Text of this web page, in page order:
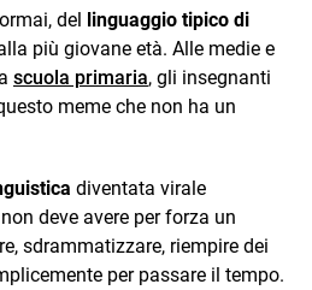
del linguaggio tipico di
più giovane età. Alle medie e
scuola primaria, gli insegnanti
meme che non ha un
diventata virale
deve avere per forza un
sdrammatizzare, riempire dei
per passare il tempo.